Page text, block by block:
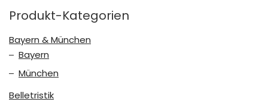
Produkt-Kategorien
Bayern & München
Bayern
München
Belletristik